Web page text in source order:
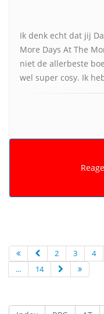
Ik denk echt dat jij
More Days At The
niet de allerbeste
wel super cosy. Ik
2 3 4
...
14